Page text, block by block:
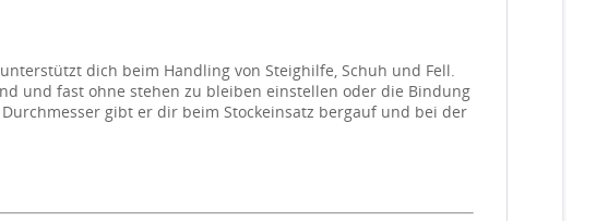
dich beim Handling von Steighilfe, Schuh und Fell.
und fast ohne stehen zu bleiben einstellen oder die Bindung
gibt er dir beim Stockeinsatz bergauf und bei der